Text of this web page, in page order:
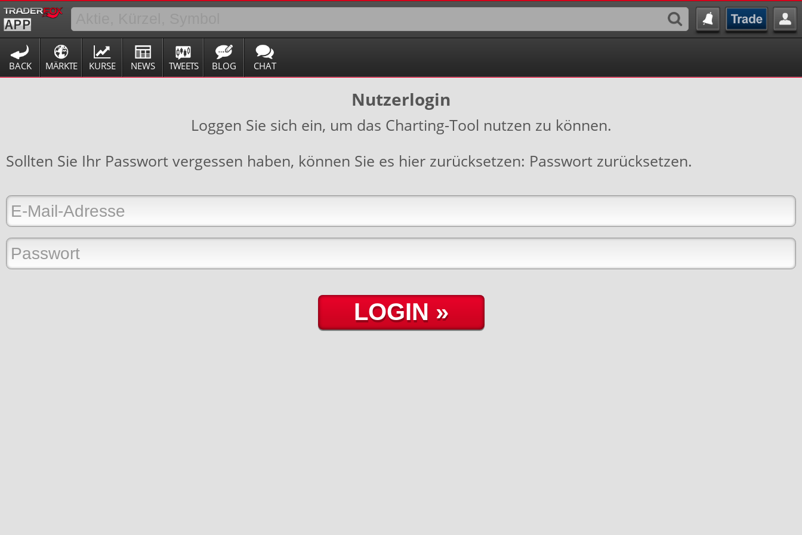
BACK MÄRKTE KURSE NEWS TWEETS BLOG CHAT
Nutzerlogin
Loggen Sie sich ein, um das Charting-Tool nutzen zu können.
Sollten Sie Ihr Passwort vergessen haben, können Sie es hier zurücksetzen: Passwort zurücksetzen.